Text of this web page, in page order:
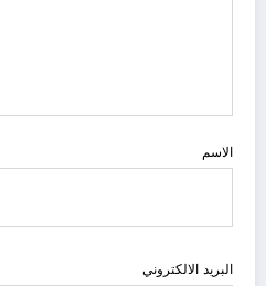
الاسم
البريد الالكتروني